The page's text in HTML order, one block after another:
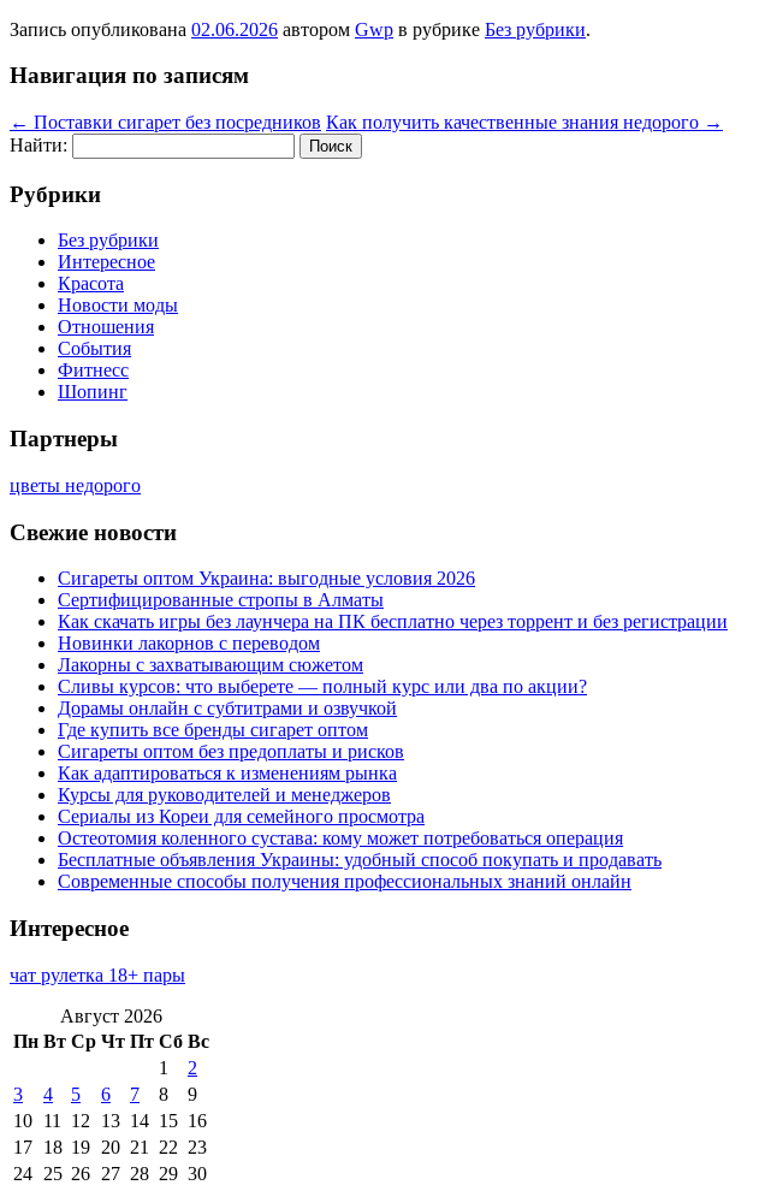
Запись опубликована 02.06.2026 автором Gwp в рубрике Без рубрики.
Навигация по записям
← Поставки сигарет без посредников Как получить качественные знания недорого →
Найти:
Рубрики
Без рубрики
Интересное
Красота
Новости моды
Отношения
События
Фитнесс
Шопинг
Партнеры
цветы недорого
Свежие новости
Сигареты оптом Украина: выгодные условия 2026
Сертифицированные стропы в Алматы
Как скачать игры без лаунчера на ПК бесплатно через торрент и без регистрации
Новинки лакорнов с переводом
Лакорны с захватывающим сюжетом
Сливы курсов: что выберете — полный курс или два по акции?
Дорамы онлайн с субтитрами и озвучкой
Где купить все бренды сигарет оптом
Сигареты оптом без предоплаты и рисков
Как адаптироваться к изменениям рынка
Курсы для руководителей и менеджеров
Сериалы из Кореи для семейного просмотра
Остеотомия коленного сустава: кому может потребоваться операция
Бесплатные объявления Украины: удобный способ покупать и продавать
Современные способы получения профессиональных знаний онлайн
Интересное
чат рулетка 18+ пары
Август 2026
Пн Вт Ср Чт Пт Сб Вс
1
2
3
4 5 6 7 8
9
10 11 12 13 14 15 16
17 18 19 20 21 22 23
24 25 26 27 28 29 30